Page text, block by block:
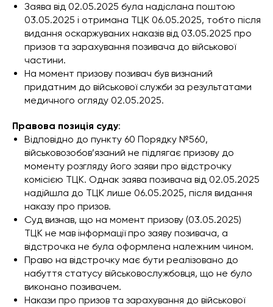
Заява від 02.05.2025 була надіслана поштою
03.05.2025 і отримана ТЦК 06.05.2025, тобто після
видання оскаржуваних наказів від 03.05.2025 про
призов та зарахування позивача до військової
частини.
На момент призову позивач був визнаний
придатним до військової служби за результатами
медичного огляду 02.05.2025.
Правова позиція суду:
Відповідно до пункту 60 Порядку №560,
військовозобов’язаний не підлягає призову до
моменту розгляду його заяви про відстрочку
комісією ТЦК. Однак заява позивача від 02.05.2025
надійшла до ТЦК лише 06.05.2025, після видання
наказу про призов.
Суд визнав, що на момент призову (03.05.2025)
ТЦК не мав інформації про заяву позивача, а
відстрочка не була оформлена належним чином.
Право на відстрочку має бути реалізовано до
набуття статусу військовослужбовця, що не було
виконано позивачем.
Накази про призов та зарахування до військової